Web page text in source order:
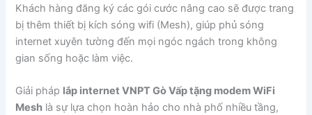
Khách hàng đăng ký các gói cước nâng cao sẽ được trang
bị thêm thiết bị kích sóng wifi (Mesh), giúp phủ sóng
internet xuyên tường đến mọi ngóc ngách trong không
gian sống hoặc làm việc.
Giải pháp lắp internet VNPT Gò Vấp tặng modem WiFi
Mesh là sự lựa chọn hoàn hảo cho nhà phố nhiều tầng,